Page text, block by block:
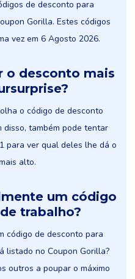
de desconto para
Gorilla. Estes códigos
vez em 6 Agosto 2026.
o desconto mais
o código de desconto
disso, também pode tentar
para ver qual deles lhe dá o
alto.
um código
trabalho?
código de desconto para
listado no Coupon Gorilla?
outros a poupar o máximo